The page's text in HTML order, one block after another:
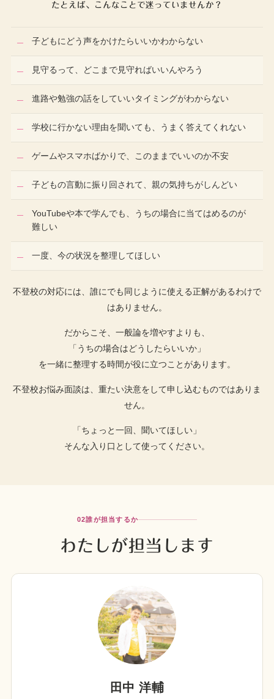
たとえば、こんなことで迷っていませんか？
子どもにどう声をかけたらいいかわからない
見守るって、どこまで見守ればいいんやろう
進路や勉強の話をしていいタイミングがわからない
学校に行かない理由を聞いても、うまく答えてくれない
ゲームやスマホばかりで、このままでいいのか不安
子どもの言動に振り回されて、親の気持ちがしんどい
YouTubeや本で学んでも、うちの場合に当てはめるのが
難しい
一度、今の状況を整理してほしい
不登校の対応には、誰にでも同じように使える正解があるわけで
はありません。
だからこそ、一般論を増やすよりも、
「うちの場合はどうしたらいいか」
を一緒に整理する時間が役に立つことがあります。
不登校お悩み面談は、重たい決意をして申し込むものではありま
せん。
「ちょっと一回、聞いてほしい」
そんな入り口として使ってください。
02誰が担当するか
わたしが担当します
田中 洋輔